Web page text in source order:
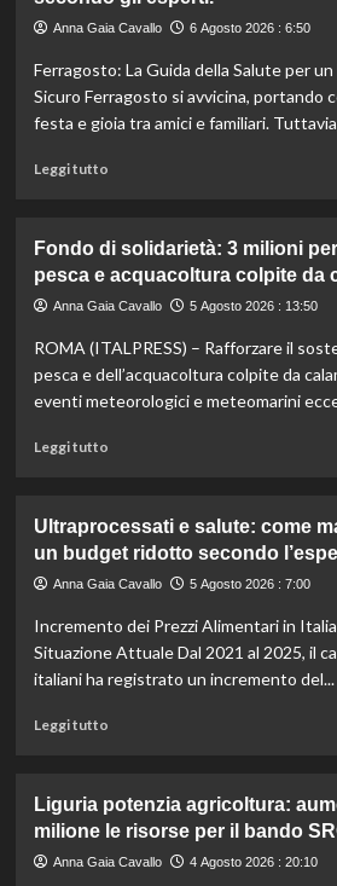
ddl
finanziamenti
aumentati
di
primario.
Anna Gaia Cavallo 6 Agosto 2026 : 6:50
Ferragosto: La Guida della Salute per
Sicuro Ferragosto si avvicina, portando
festa e gioia tra amici e familiari.
Leggi tuttoLeggi
Rinfresca
la
tua
il
menù
ideale
esperti.
Fondo di solidarietà: 3 milioni
pesca e acquacoltura colpite da
Anna Gaia Cavallo 5 Agosto 2026 : 13:50
ROMA (ITALPRESS) – Rafforzare il
pesca e dell’acquacoltura colpite da
eventi meteorologici e meteomarini
Leggi tuttoLeggi
Fondo
di
solidarietà:
milioni
per
le
colpite
da
calamità.
Ultraprocessati e salute: come
un budget ridotto secondo
Anna Gaia Cavallo 5 Agosto 2026 : 7:00
Incremento dei Prezzi Alimentari in
Situazione Attuale Dal 2021 al 2025, il
italiani ha registrato un incremento del...
Leggi tuttoLeggi
Ultraprocessati
e
salute:
Liguria potenzia agricoltura:
milione le risorse per il bando
Anna Gaia Cavallo 4 Agosto 2026 : 20:10